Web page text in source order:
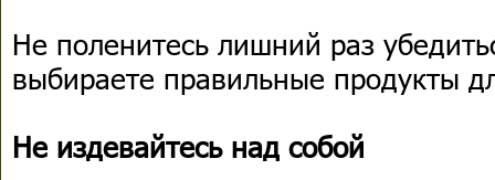
Не поленитесь лишний раз
выбираете правильные продукты
Не издевайтесь над собой